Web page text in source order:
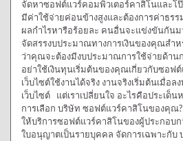
จัดหาซอฟต์แวร์คอมพิวเตอร์คาสิโนและโ
มีค่าใช้จ่ายค่อนข้างสูงและต้องการค่าธร
ผลกำไรหารือร้อยละ คนอื่นจะแข่งขันกันม
จัดสรรงบประมาณทางการเงินของคุณสำ
ว่าคุณจะต้องมีงบประมาณการใช้จ่ายด้า
อย่าใช้เงินทุนเริ่มต้นของคุณเกี่ยวกับซอฟต์
เว็บไซต์ใช้งานได้จริง งานจริงเริ่มต้นเมื่อล
เว็บไซต์ แต่เราเปลี่ยนใจ อะไรคือประเ
การเลือก บริษัท ซอฟต์แวร์คาสิโนของคุณ
ให้บริการซอฟต์แวร์คาสิโนของผู้ประกอบ
ใบอนุญาตเป็นรายบุคคล จัดการเฉพาะกับ